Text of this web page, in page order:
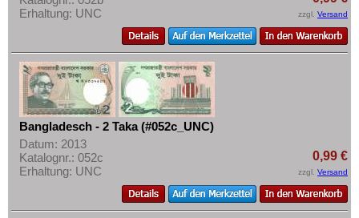
Korea (alt)
Laos
Libanon
Macao
Malaya
Malaya & Britisch Borneo
Malaysia
Mehr über...
Zahlungsbedingungen
Privatsphäre und Datenschutz
Widerrufsbelehrung
Liefer- und Versandkosten
AGB
Impressum
Erhaltung: UNC
zzgl. Versand
Bangladesch - 2 Taka (#052c_UNC)
Datum: 2013
Katalognr.: 052c
Erhaltung: UNC
0,99 €
zzgl. Versand